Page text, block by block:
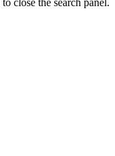
to close the search panel.